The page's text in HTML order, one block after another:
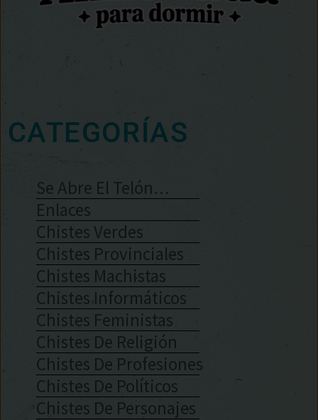
CATEGORÍAS
Se Abre El Telón…
Enlaces
Chistes Verdes
Chistes Provinciales
Chistes Machistas
Chistes Informáticos
Chistes Feministas
Chistes De Religión
Chistes De Profesiones
Chistes De Políticos
Chistes De Personajes